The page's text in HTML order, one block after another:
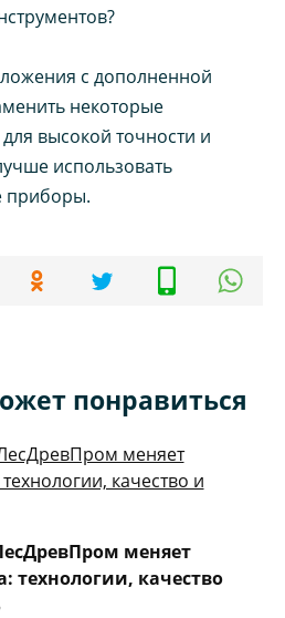
с дополненной
некоторые
высокой точности и
использовать
приборы.
понравиться
меняет
технологии, качество